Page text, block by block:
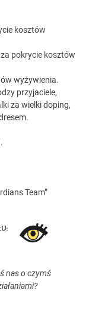
kosztów
pokrycie kosztów
wyżywienia.
przyjaciele,
za wielki doping,
.
Team”
nas o czymś